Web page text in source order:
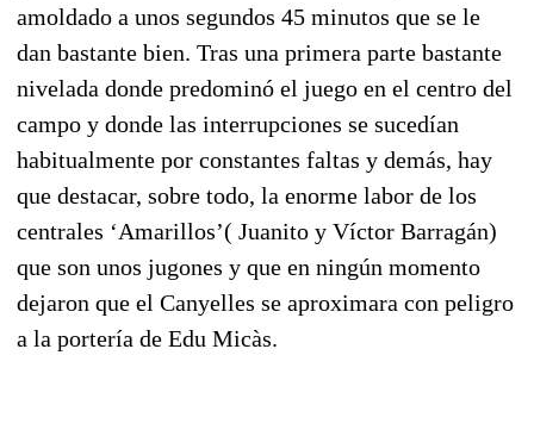
amoldado a unos segundos 45 minutos que se le
dan bastante bien. Tras una primera parte bastante
nivelada donde predominó el juego en el centro del
campo y donde las interrupciones se sucedían
habitualmente por constantes faltas y demás, hay
que destacar, sobre todo, la enorme labor de los
centrales ‘Amarillos’( Juanito y Víctor Barragán)
que son unos jugones y que en ningún momento
dejaron que el Canyelles se aproximara con peligro
a la portería de Edu Micàs.